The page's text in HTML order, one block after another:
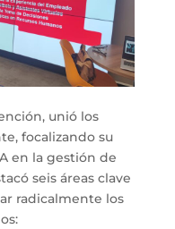
unió los
focalizando su
en la gestión de
seis áreas clave
radicalmente los